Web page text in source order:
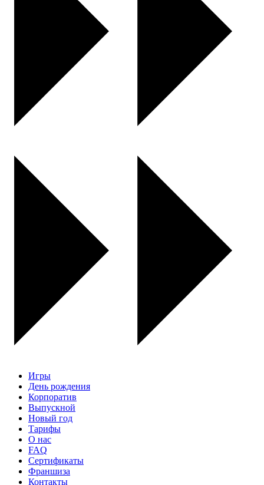
Игры
День рождения
Корпоратив
Выпускной
Новый год
Тарифы
О нас
FAQ
Сертификаты
Франшиза
Контакты